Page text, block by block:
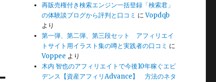
再販売権付き検索エンジン一括登録「検索君」
の体験談ブログから評判と口コミ にVopdqb
より
第一弾、第二弾、第三段セット アフィリエイ
トサイト用イラスト集の噂と実践者の口コミ に
Voppee より
木内 智也のアフィリエイトで今後10年稼ぐエビ
デンス【資産アフィリAdvance】 方法のネタ